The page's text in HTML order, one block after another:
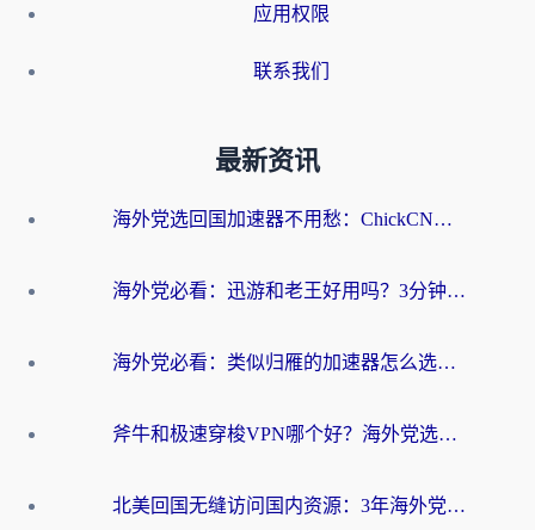
应用权限
联系我们
最新资讯
海外党选回国加速器不用愁：ChickCN和洞见哪个好？一篇搞定所有疑问
海外党必看：迅游和老王好用吗？3分钟选对加速国内网络的加速器
海外党必看：类似归雁的加速器怎么选？一篇搞定无缝访问国内资源
斧牛和极速穿梭VPN哪个好？海外党选回国加速器必看的真实对比与避坑指南
北美回国无缝访问国内资源：3年海外党亲测的加速器选择指南